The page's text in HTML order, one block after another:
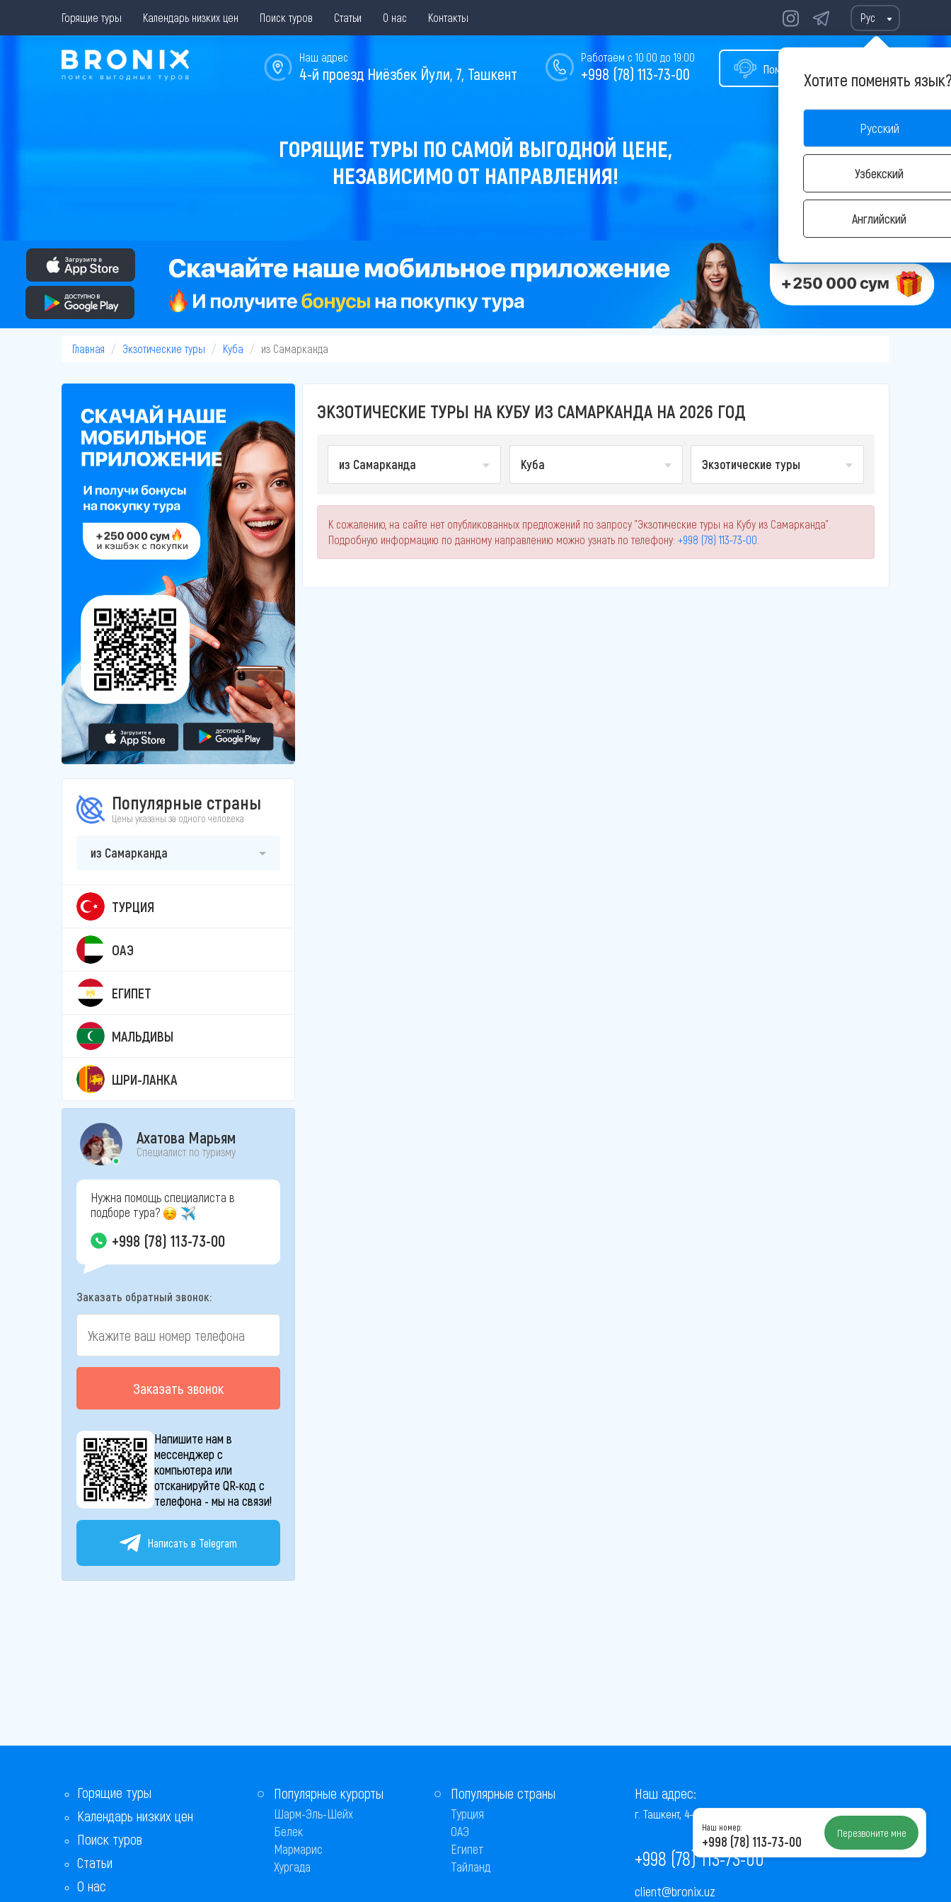
Горящие туры Календарь низких цен Поиск туров Статьи О нас Контакты Рус
Хотите поменять
Русский
Узбекский
Английский
Помощь в подборе тура
Работаем с 10:00 до 19:00
+998 (78) 113-73-00
Наш адрес
4-й проезд Ниёзбек Йули, 7, Ташкент
ГОРЯЩИЕ ТУРЫ ПО САМОЙ ВЫГОДНОЙ ЦЕНЕ,
НЕЗАВИСИМО ОТ НАПРАВЛЕНИЯ!
Главная Экзотические туры Куба из Самарканда
Популярные страны
Цены указаны за одного человека
из Самарканда
ТУРЦИЯ
ОАЭ
ЕГИПЕТ
МАЛЬДИВЫ
ШРИ-ЛАНКА
Ахатова Марьям
Специалист по туризму
Нужна помощь специалиста в
подборе тура?
+998 (78) 113-73-00
Заказать обратный звонок:
Заказать звонок
Напишите нам в
мессенджер с
компьютера или
отсканируйте QR-код с
телефона - мы на связи!
Написать в Telegram
ЭКЗОТИЧЕСКИЕ ТУРЫ НА КУБУ ИЗ САМАРКАНДА НА 2026 ГОД
из Самарканда Куба Экзотические туры
К сожалению, на сайте нет опубликованных предложений по запросу "Экзотические туры на Кубу из Самарканда".
Подробную информацию по данному направлению можно узнать по телефону: +998 (78) 113-73-00
Горящие туры
Календарь низких цен
Поиск туров
Статьи
О нас
Популярные курорты
Шарм-Эль-Шейх
Белек
Мармарис
Хургада
Популярные страны
Турция
ОАЭ
Египет
Тайланд
Наш адрес:
г. Ташкент, 4-й проезд Ниёзбек Йули, 7
+998 (78) 113-73-00
client@bronix.uz
Наш номер:
+998 (78) 113-73-00 Перезвоните мне